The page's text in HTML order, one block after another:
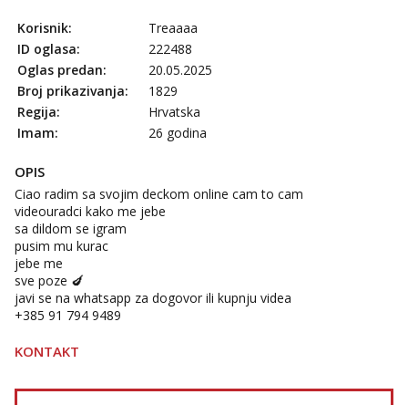
Korisnik:
Treaaaa
ID oglasa:
222488
Oglas predan:
20.05.2025
Broj prikazivanja:
1829
Regija:
Hrvatska
Imam:
26 godina
OPIS
Ciao radim sa svojim deckom online cam to cam
videouradci kako me jebe
sa dildom se igram
pusim mu kurac
jebe me
sve poze 🍆
javi se na whatsapp za dogovor ili kupnju videa
‪+385 91 794 9489‬
KONTAKT